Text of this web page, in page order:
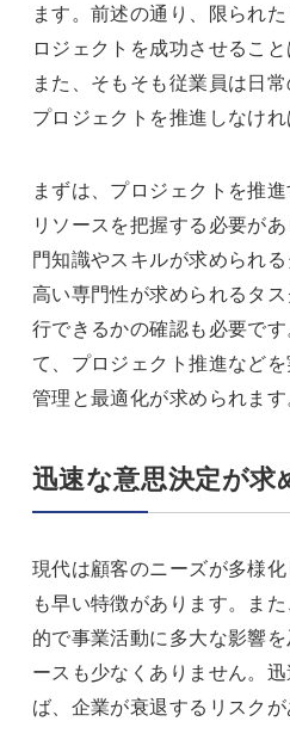
ます。前述の通り、限られ
ロジェクトを成功させるこ
また、そもそも従業員は日
プロジェクトを推進しなけれ
まずは、プロジェクトを推
リソースを把握する必要が
門知識やスキルが求められる
高い専門性が求められるタ
行できるかの確認も必要で
て、プロジェクト推進など
管理と最適化が求められます
迅速な意思決定が求
現代は顧客のニーズが多様
も早い特徴があります。ま
的で事業活動に多大な影響
ースも少なくありません。
ば、企業が衰退するリスクが